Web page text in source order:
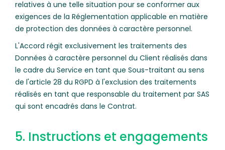
relatives à une telle situation pour se conformer aux
exigences de la Réglementation applicable en matière
de protection des données à caractère personnel.
L'Accord régit exclusivement les traitements des
Données à caractère personnel du Client réalisés dans
le cadre du Service en tant que Sous-traitant au sens
de l'article 28 du RGPD à l'exclusion des traitements
réalisés en tant que responsable du traitement par SAS
qui sont encadrés dans le Contrat.
5. Instructions et engagements